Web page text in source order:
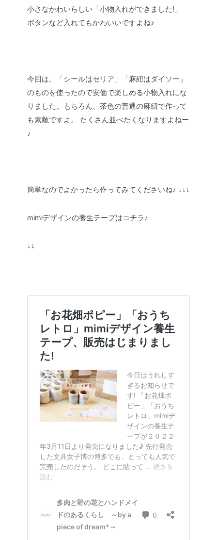
小さなかわいらしい「小物入れができました!」
ボタンなど入れてもかわいいですよね♪
今回は、「シールはセリア」「麻紐はダイソー」
のものを使ったので安価で楽しめる小物入れにな
りました。もちろん、茶色の普通の麻紐で作って
も素敵ですよ。
たくさん並べたくなりますよねー
♪
簡単なのでよかったら作ってみてくださいね♪ ↓↓↓
mimiデザインの養生テープはコチラ♪
↓↓